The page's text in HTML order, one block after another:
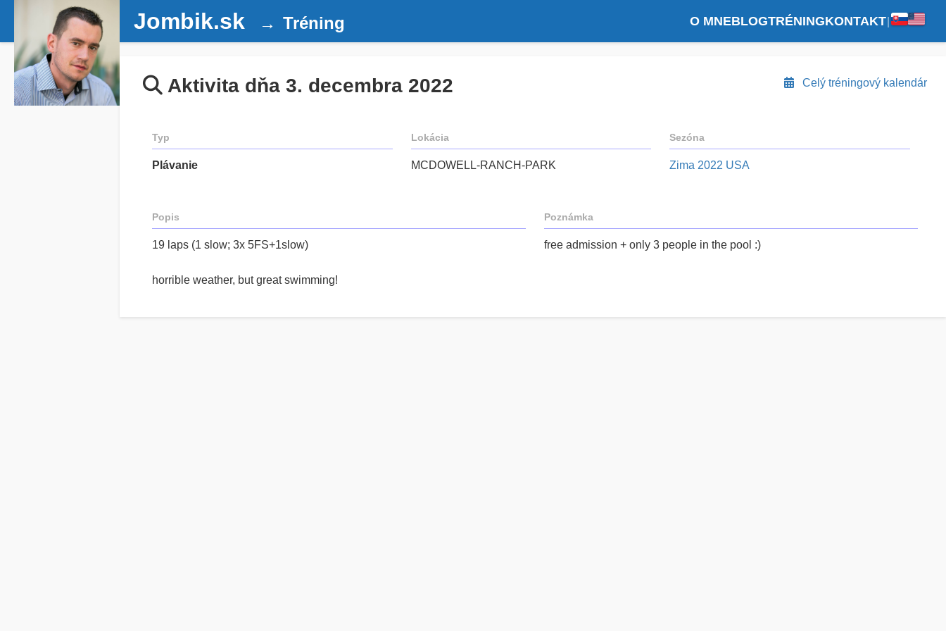
Jombik.sk Tréning O MNEBLOGTRÉNINGKONTAKT
Celý tréningový kalendár
Aktivita dňa 3. decembra 2022
Typ
Plávanie
Lokácia
MCDOWELL-RANCH-PARK
Sezóna
Zima 2022 USA
Popis
19 laps (1 slow; 3x 5FS+1slow)
horrible weather, but great swimming!
Poznámka
free admission + only 3 people in the pool :)